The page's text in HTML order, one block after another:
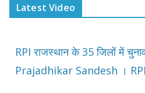
Latest Video
RPI राजस्थान के 35 जिलों में
Prajadhikar Sandesh ।